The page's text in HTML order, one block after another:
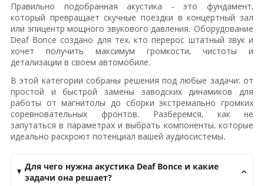
Правильно подобранная акустика - это фундамент,
который превращает скучные поездки в концертный зал
или эпицентр мощного звукового давления. Оборудование
Deaf Bonce создано для тех, кто перерос штатный звук и
хочет получить максимум громкости, чистоты и
детализации в своем автомобиле.
В этой категории собраны решения под любые задачи: от
простой и быстрой замены заводских динамиков для
работы от магнитолы до сборки экстремально громких
соревновательных фронтов. Разберемся, как не
запутаться в параметрах и выбрать компоненты, которые
идеально раскроют потенциал вашей аудиосистемы.
Для чего нужна акустика Deaf Bonce и какие
задачи она решает?